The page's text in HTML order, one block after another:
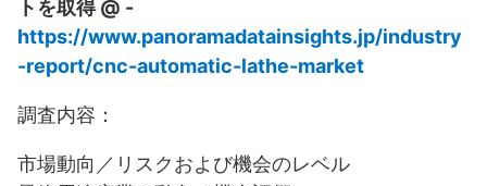
トを取得 @ -
https://www.panoramadatainsights.jp/industry
-report/cnc-automatic-lathe-market
調査内容：
市場動向／リスクおよび機会のレベル